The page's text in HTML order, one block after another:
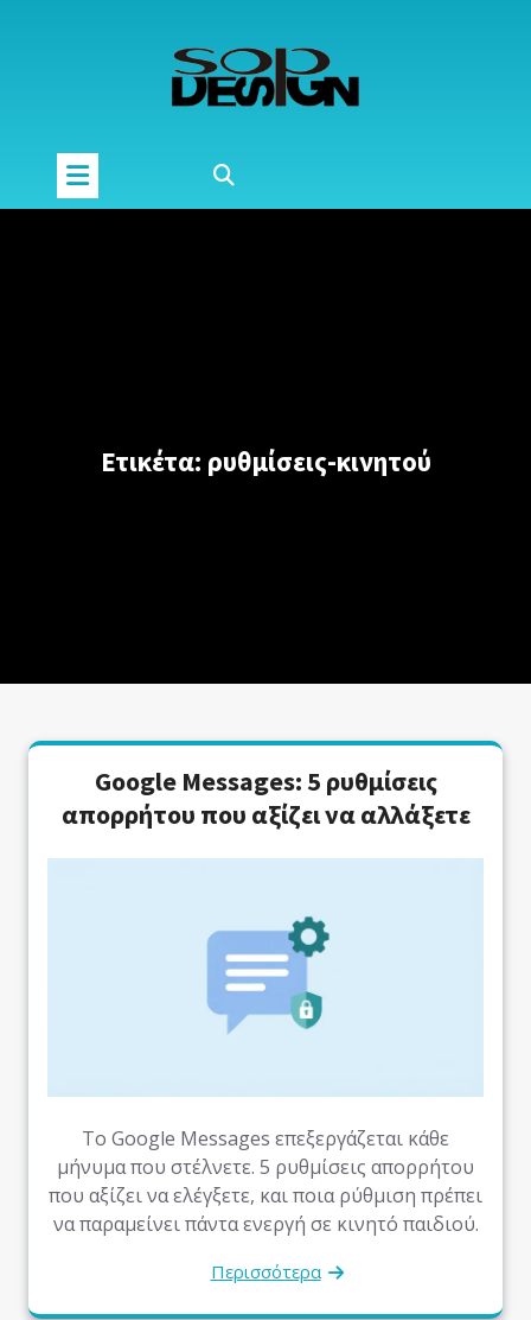
Ετικέτα: ρυθμίσεις-κινητού
Google Messages: 5 ρυθμίσεις
απορρήτου που αξίζει να αλλάξετε
Το Google Messages επεξεργάζεται κάθε
μήνυμα που στέλνετε. 5 ρυθμίσεις απορρήτου
που αξίζει να ελέγξετε, και ποια ρύθμιση πρέπει
να παραμείνει πάντα ενεργή σε κινητό παιδιού.
Περισσότερα